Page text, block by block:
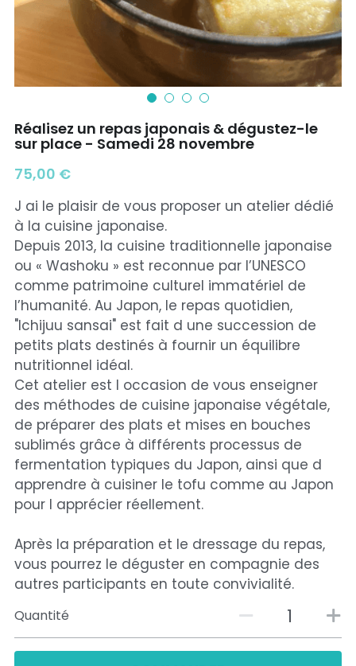
Réalisez un repas japonais & dégustez-le
sur place - Samedi 28 novembre
75,00 €
J ai le plaisir de vous proposer un atelier dédié
à la cuisine japonaise.
Depuis 2013, la cuisine traditionnelle japonaise
ou « Washoku » est reconnue par l’UNESCO
comme patrimoine culturel immatériel de
l’humanité. Au Japon, le repas quotidien,
"Ichijuu sansai" est fait d une succession de
petits plats destinés à fournir un équilibre
nutritionnel idéal.
Cet atelier est l occasion de vous enseigner
des méthodes de cuisine japonaise végétale,
de préparer des plats et mises en bouches
sublimés grâce à différents processus de
fermentation typiques du Japon, ainsi que d
apprendre à cuisiner le tofu comme au Japon
pour l apprécier réellement.
Après la préparation et le dressage du repas,
vous pourrez le déguster en compagnie des
autres participants en toute convivialité.
Quantité